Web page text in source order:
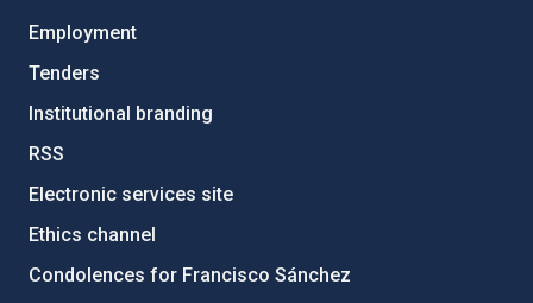
Employment
Tenders
Institutional branding
RSS
Electronic services site
Ethics channel
Condolences for Francisco Sánchez